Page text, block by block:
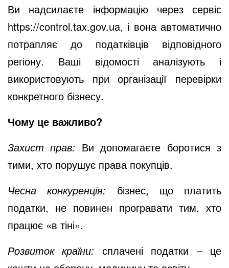
Ви надсилаєте інформацію через сервіс
https://control.tax.gov.ua, і вона автоматично
потрапляє до податківців відповідного
регіону. Ваші відомості аналізують і
використовують при організації перевірки
конкретного бізнесу.
Чому це важливо?
Захист прав: Ви допомагаєте боротися з
тими, хто порушує права покупців.
Чесна конкуренція: бізнес, що платить
податки, не повинен програвати тим, хто
працює «в тіні».
Розвиток країни: сплачені податки – це